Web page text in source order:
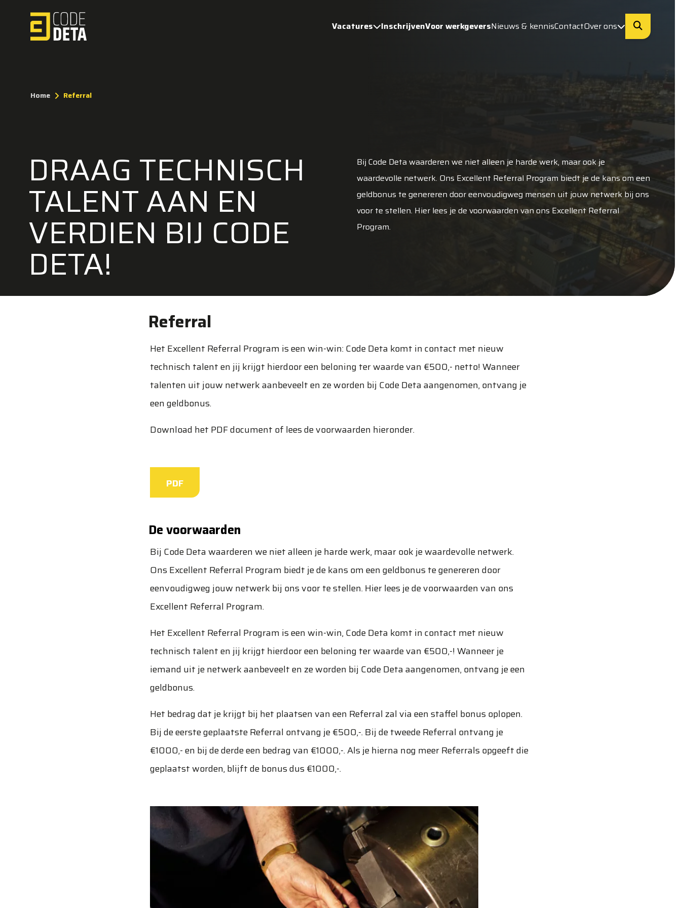
Vacatures InschrijvenVoor werkgeversNieuws & kennisContactOver ons
Home Referral
DRAAG TECHNISCH
TALENT AAN EN
VERDIEN BIJ CODE
DETA!
Bij Code Deta waarderen we niet alleen je harde werk, maar ook je
waardevolle netwerk. Ons Excellent Referral Program biedt je de kans om een
geldbonus te genereren door eenvoudigweg mensen uit jouw netwerk bij ons
voor te stellen. Hier lees je de voorwaarden van ons Excellent Referral
Program.
Referral
Het Excellent Referral Program is een win-win: Code Deta komt in contact met nieuw
technisch talent en jij krijgt hierdoor een beloning ter waarde van €500,- netto! Wanneer
talenten uit jouw netwerk aanbeveelt en ze worden bij Code Deta aangenomen, ontvang je
een geldbonus.
Download het PDF document of lees de voorwaarden hieronder.
PDF
De voorwaarden
Bij Code Deta waarderen we niet alleen je harde werk, maar ook je waardevolle netwerk.
Ons Excellent Referral Program biedt je de kans om een geldbonus te genereren door
eenvoudigweg jouw netwerk bij ons voor te stellen. Hier lees je de voorwaarden van ons
Excellent Referral Program.
Het Excellent Referral Program is een win-win, Code Deta komt in contact met nieuw
technisch talent en jij krijgt hierdoor een beloning ter waarde van €500,-! Wanneer je
iemand uit je netwerk aanbeveelt en ze worden bij Code Deta aangenomen, ontvang je een
geldbonus.
Het bedrag dat je krijgt bij het plaatsen van een Referral zal via een staffel bonus oplopen.
Bij de eerste geplaatste Referral ontvang je €500,-. Bij de tweede Referral ontvang je
€1000,- en bij de derde een bedrag van €1000,-. Als je hierna nog meer Referrals opgeeft die
geplaatst worden, blijft de bonus dus €1000,-.